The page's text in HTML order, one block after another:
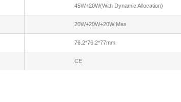
45W+20W(With Dynamic Allocation)
20W+20W+20W Max
76.2*76.2*77mm
CE